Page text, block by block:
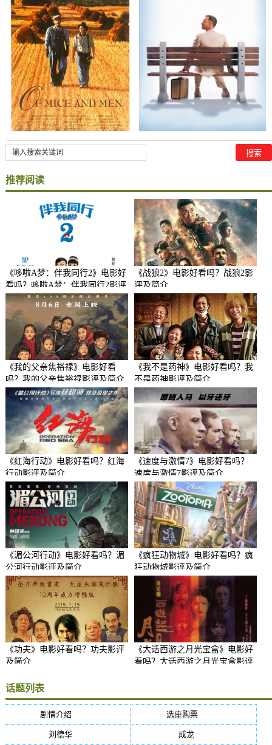
推荐阅读
《哆啦A梦：伴我同行2》电影好
看吗？哆啦A梦：伴我同行2影评
及简介
《战狼2》电影好看吗？战狼2影
评及简介
《我的父亲焦裕禄》电影好看
吗？我的父亲焦裕禄影评及简介
《我不是药神》电影好看吗？我
不是药神影评及简介
《红海行动》电影好看吗？红海
行动影评及简介
《速度与激情7》电影好看吗？
速度与激情7影评及简介
《湄公河行动》电影好看吗？湄
公河行动影评及简介
《疯狂动物城》电影好看吗？疯
狂动物城影评及简介
《功夫》电影好看吗？功夫影评
及简介
《大话西游之月光宝盒》电影好
看吗？大话西游之月光宝盒影评
话题列表
剧情介绍 选座购票(5384)
刘德华(50) 成龙(46)